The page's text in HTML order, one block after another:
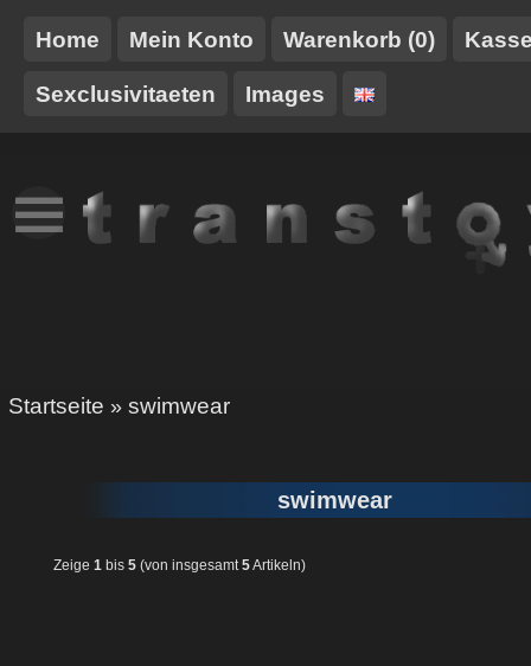
Home Mein Konto Warenkorb (0)
Sexclusivitaeten Images
NEUES
TT-
TRANSTOY
GURTE/HARNESSE
Startseite » swimwear
swimwear
Zeige 1 bis 5 (von insgesamt 5Artikeln)